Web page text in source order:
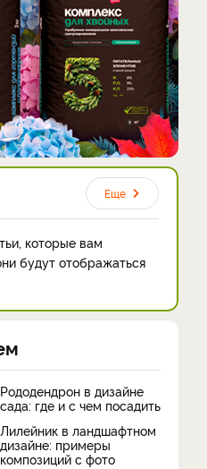
Еще
которые вам
будут отображаться
Рододендрон в дизайне
сада: где и с чем посадить
Лилейник в ландшафтном
дизайне: примеры
композиций с фото